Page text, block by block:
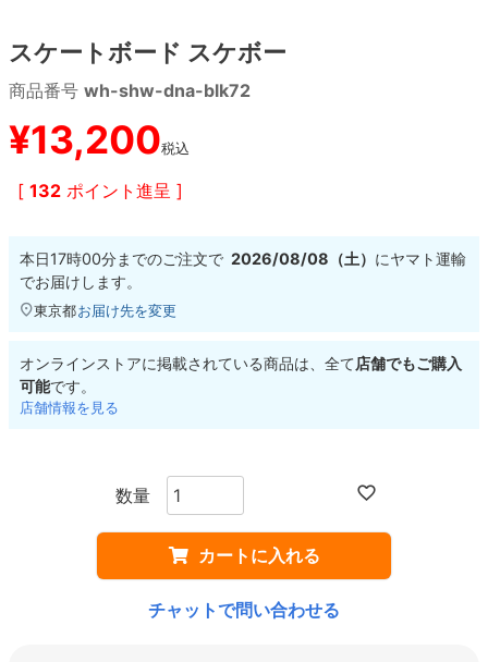
スケートボード スケボー
商品番号 wh-shw-dna-blk72
¥13,200税込
[ 132 ポイント進呈 ]
本日17時00分までのご注文で 2026/08/08（土） にヤマト運輸
でお届けします。
東京都お届け先を変更
オンラインストアに掲載されている商品は、全て店舗でもご購入
可能です。
店舗情報を見る
カートに入れる
チャットで問い合わせる
8.9inch
9.0inch以上
シェイプデッキ
9.0inch以上
110mm
30cm